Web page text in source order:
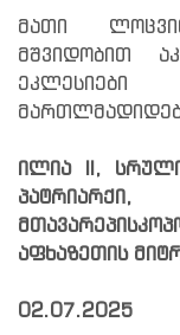
მათი
მშვიდობით
ილია II,
აფხაზეთის
02.07.2025